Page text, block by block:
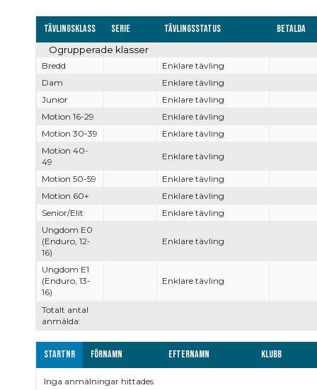
Tävlingsklass Serie Tävlingsstatus Betalda
Totalt antal
anmälda:
Ogrupperade klasser
Bredd
Enklare tävling
Dam
Enklare tävling
Junior
Enklare tävling
Motion 16-29
Enklare tävling
Motion 30-39
Enklare tävling
Motion 40-
49
Enklare tävling
Motion 50-59
Enklare tävling
Motion 60+
Enklare tävling
Senior/Elit
Enklare tävling
Ungdom E0
(Enduro, 12-
16)
Enklare tävling
Ungdom E1
(Enduro, 13-
16)
Enklare tävling
Startnr Förnamn Efternamn Klubb
Inga anmälningar hittades